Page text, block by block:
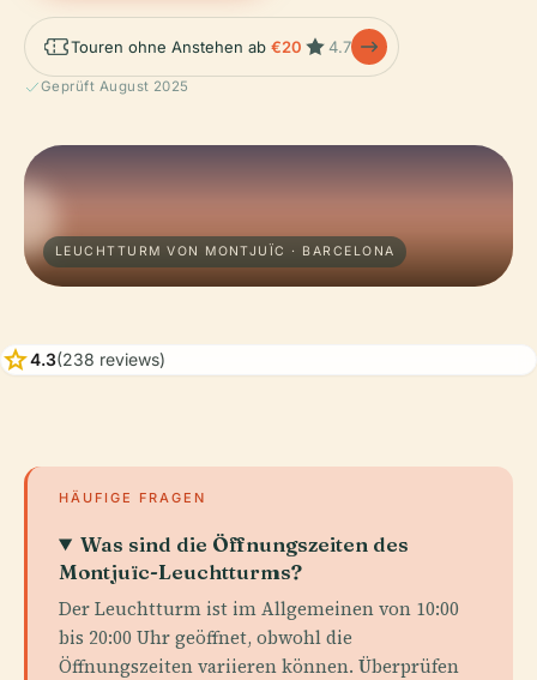
Touren ohne Anstehen ab €20 4.7
Geprüft August 2025
LEUCHTTURM VON MONTJUÏC · BARCELONA
star4.3(238 reviews)
HÄUFIGE FRAGEN
Was sind die Öffnungszeiten des
Montjuïc-Leuchtturms?
Der Leuchtturm ist im Allgemeinen von 10:00
bis 20:00 Uhr geöffnet, obwohl die
Öffnungszeiten variieren können. Überprüfen